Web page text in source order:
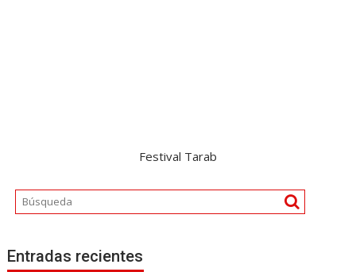
Festival Tarab
Entradas recientes